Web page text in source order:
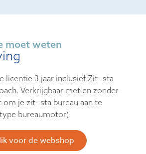
moet weten
licentie 3 jaar inclusief Zit- sta
Verkrijgbaar met en zonder
om je zit- sta bureau aan te
bureaumotor).
voor de webshop